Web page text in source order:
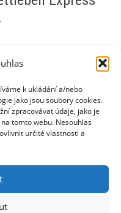
k ukládání a/nebo
jako jsou soubory cookies.
zpracovávat údaje, jako je
tomto webu. Nesouhlas
určité vlastnosti a
Kč
Kettlebell